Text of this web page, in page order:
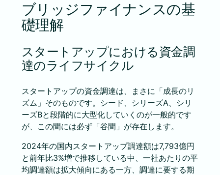
ブリッジファイナンスの基
礎理解
スタートアップにおける資金調
達のライフサイクル
スタートアップの資金調達は、まさに「成長のリ
ズム」そのものです。シード、シリーズA、シリ
ーズBと段階的に大型化していくのが一般的です
が、この間には必ず「谷間」が存在します。
2024年の国内スタートアップ調達額は7,793億円
と前年比3%増で推移している中、一社あたりの平
均調達額は拡大傾向にある一方、調達に要する期